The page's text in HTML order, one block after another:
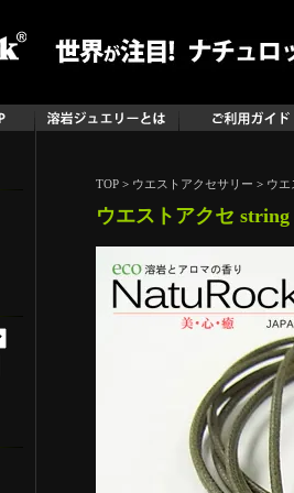
TOP > ウエストアクセサリー > ウエ
ウエストアクセ